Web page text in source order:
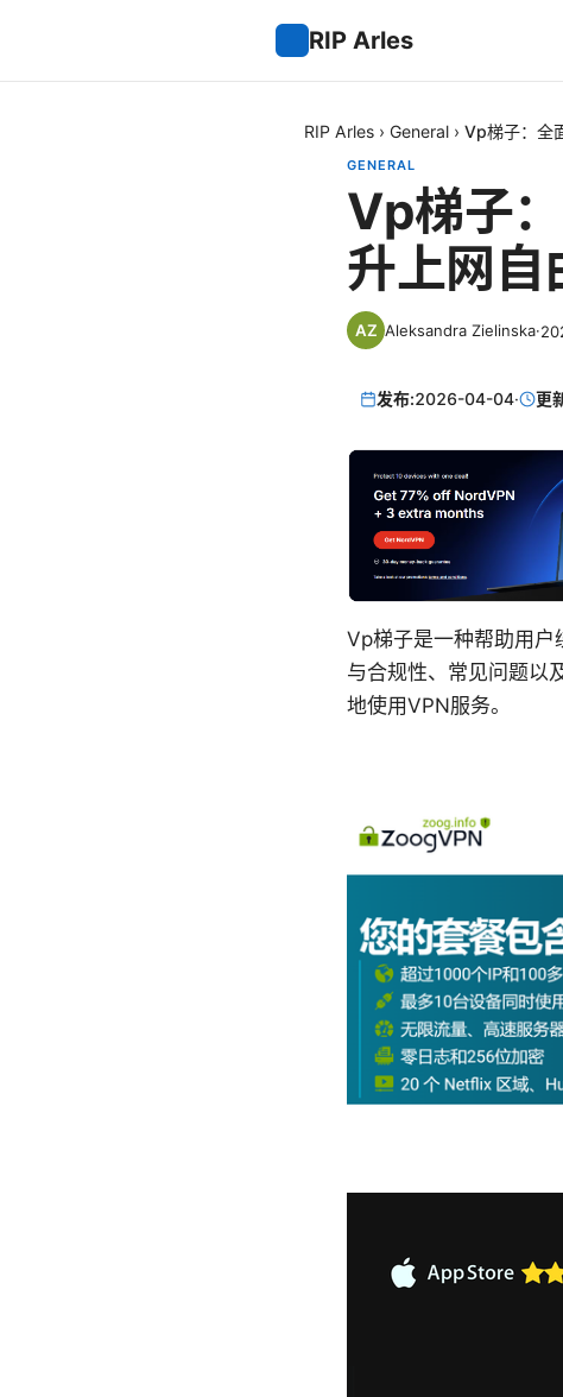
RIP Arles
RIP Arles › General › Vp梯子：全
GENERAL
Vp梯子
升上网自
Aleksandra Zielinska·
发布:2026-04-04· 更
Vp梯子是一种帮助用户
与合规性、常见问题以
地使用VPN服务。